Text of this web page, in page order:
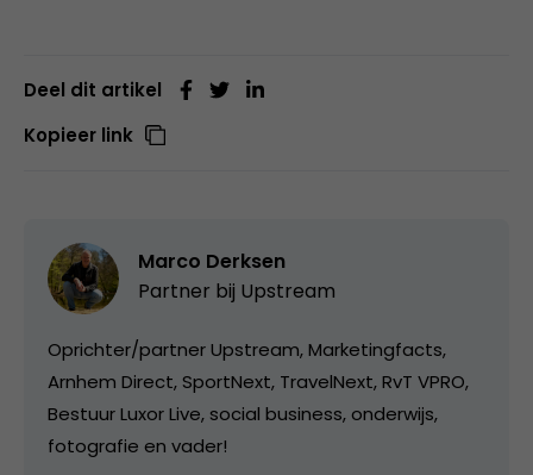
Deel dit artikel
Kopieer link
Marco Derksen
Partner bij Upstream
Oprichter/partner Upstream, Marketingfacts,
Arnhem Direct, SportNext, TravelNext, RvT VPRO,
Bestuur Luxor Live, social business, onderwijs,
fotografie en vader!